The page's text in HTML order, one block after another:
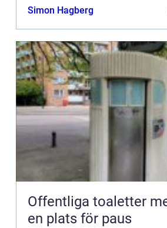
verkstad, ...
Simon Hagberg
Offentliga toaletter mer än bara
en plats för paus